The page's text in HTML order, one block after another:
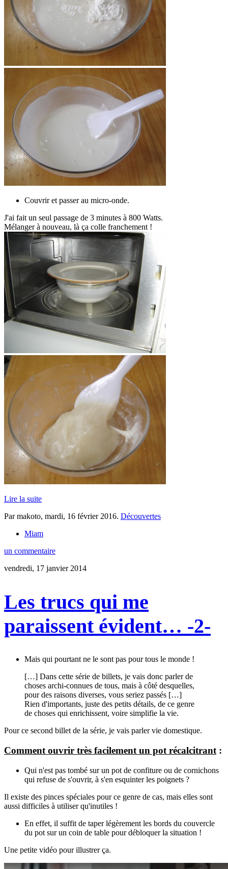
Couvrir et passer au micro-onde.
J'ai fait un seul passage de 3 minutes à 800 Watts.
Mélanger à nouveau, là ça colle franchement !
Lire la suite
Par makoto, mardi, 16 février 2016. Découvertes
Miam
un commentaire
vendredi, 17 janvier 2014
Les trucs qui me
paraissent évident… -2-
Mais qui pourtant ne le sont pas pour tous le monde !
[…] Dans cette série de billets, je vais donc parler de
choses archi-connues de tous, mais à côté desquelles,
pour des raisons diverses, vous seriez passés […]
Rien d'importants, juste des petits détails, de ce genre
de choses qui enrichissent, voire simplifie la vie.
Pour ce second billet de la série, je vais parler vie domestique.
Comment ouvrir très facilement un pot récalcitrant :
Qui n'est pas tombé sur un pot de confiture ou de cornichons
qui refuse de s'ouvrir, à s'en esquinter les poignets ?
Il existe des pinces spéciales pour ce genre de cas, mais elles sont
aussi difficiles à utiliser qu'inutiles !
En effet, il suffit de taper légèrement les bords du couvercle
du pot sur un coin de table pour débloquer la situation !
Une petite vidéo pour illustrer ça.